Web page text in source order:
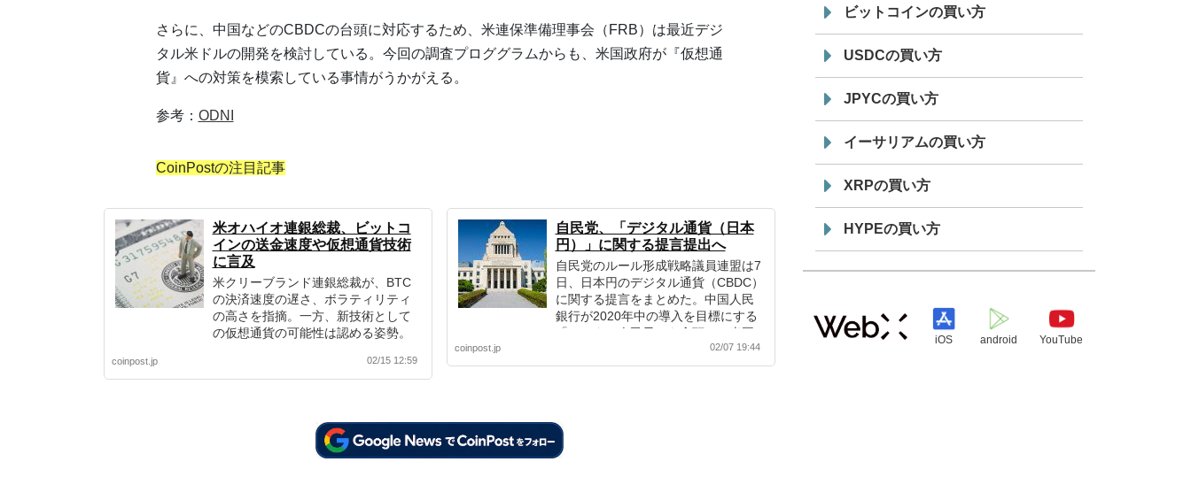
さらに、中国などのCBDCの台頭に対応するため、米連保準備理事会（FRB）は最近デジ
タル米ドルの開発を検討している。今回の調査プロググラムからも、米国政府が『仮想通
貨』への対策を模索している事情がうかがえる。
参考： ODNI
CoinPostの注目記事
米オハイオ連銀総裁、ビットコ
インの送金速度や仮想通貨技術
に言及
米クリーブランド連銀総裁が、BTC
の決済速度の遅さ、ボラティリティ
の高さを指摘。一方、新技術として
の仮想通貨の可能性は認める姿勢。
coinpost.jp 02/15 12:59
自民党、「デジタル通貨（日本
円）」に関する提言提出へ
自民党のルール形成戦略議員連盟は7
日、日本円のデジタル通貨（CBDC）
に関する提言をまとめた。中国人民
銀行が2020年中の導入を目標にする
「デジタル人民元」を念頭に、米国
との連携で米ドル基軸の体制を保つ
重要性についても指摘している。
coinpost.jp 02/07 19:44
ビットコインの買い方
USDCの買い方
JPYCの買い方
イーサリアムの買い方
XRPの買い方
HYPEの買い方
iOS android YouTube